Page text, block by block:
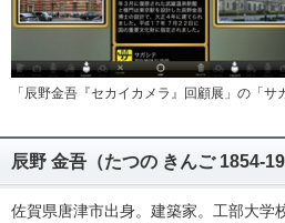
「辰野金吾『セカイカメラ』回顧展」の「サ
辰野 金吾（たつの きんご 1854-
佐賀県唐津市出身。建築家。工部大学